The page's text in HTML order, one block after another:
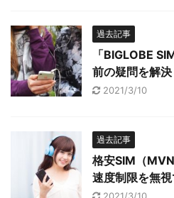
過去記事
「BIGLOBE
前の疑問を解
2021/3/10
過去記事
格安SIM（
速度制限を無